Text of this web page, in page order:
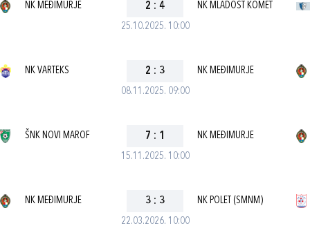
25.10.2025. 10:00
NK MEĐIMURJE 2 : 4 NK MLADOST KOMET
08.11.2025. 09:00
NK VARTEKS 2 : 3 NK MEĐIMURJE
15.11.2025. 10:00
ŠNK NOVI MAROF 7 : 1 NK MEĐIMURJE
22.03.2026. 10:00
NK MEĐIMURJE 3 : 3 NK POLET (SMNM)